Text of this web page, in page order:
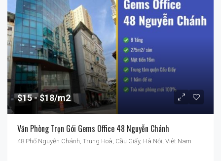
$15 $18/m2
Văn Phòng Trọn Gói Gems Office 48 Nguyễn Chánh
48 Phố Nguyễn Chánh, Trung Hoà, Cầu Giấy, Hà Nội, Việt Nam